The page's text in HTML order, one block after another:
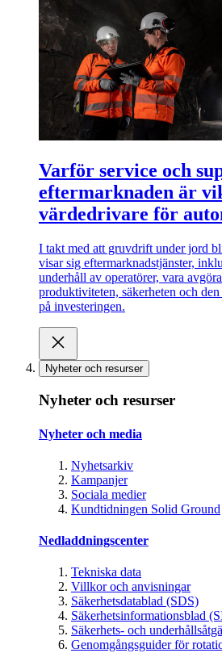
Varför service och
eftermarknaden är
värdedrivare för
I takt med att gruvdrift under jord
visar sig eftermarknadstjänster,
underhåll av operatörer, vara
produktiviteten, säkerheten och
på investeringen.
Nyheter och resurser
Nyheter och resurser
Nyheter och media
Nyhetsarkiv
Kampanjer
Sociala medier
Kundtidningen Solid Ground
Nedladdningscenter
Tekniska data
Villkor och anvisningar
Säkerhetsdatablad (SDS)
Säkerhetsinformationsblad
Säkerhets- och
Genomgångsguider för